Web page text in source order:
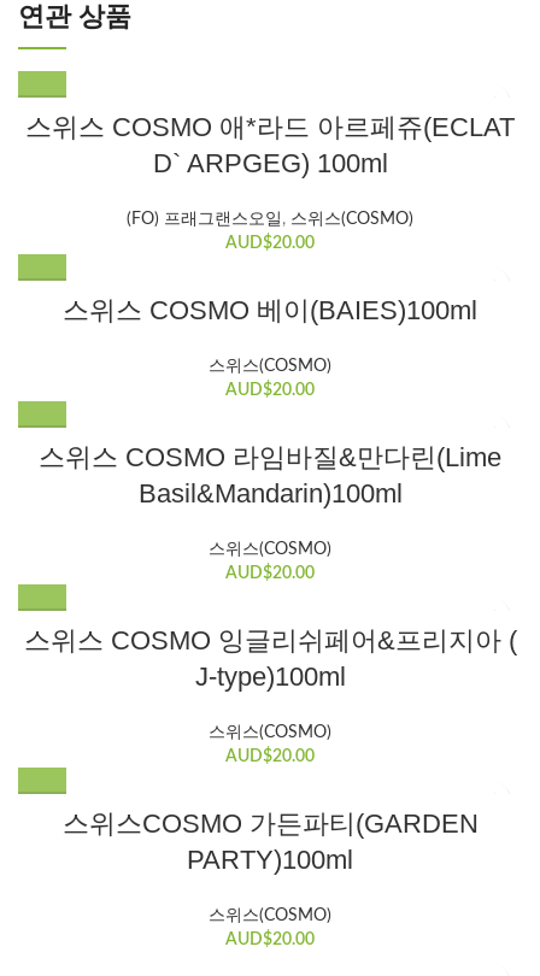
연관 상품
스위스 COSMO 애*라드 아르페쥬(ECLAT
D` ARPGEG) 100ml
(FO) 프래그랜스오일 , 스위스(COSMO)
AUD$20.00
스위스 COSMO 베이(BAIES)100ml
스위스(COSMO)
AUD$20.00
스위스 COSMO 라임바질&만다린(Lime
Basil&Mandarin)100ml
스위스(COSMO)
AUD$20.00
스위스 COSMO 잉글리쉬페어&프리지아 (
J-type)100ml
스위스(COSMO)
AUD$20.00
스위스COSMO 가든파티(GARDEN
PARTY)100ml
스위스(COSMO)
AUD$20.00